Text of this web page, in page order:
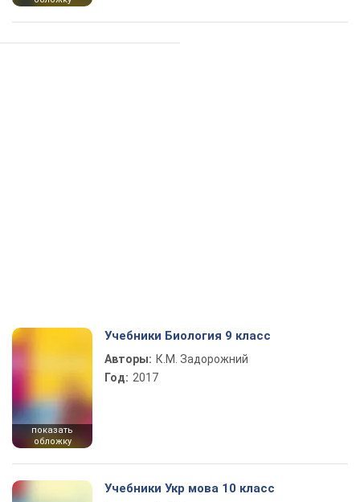
показать
обложку
Учебники Биология 9 класс
Авторы: К.М. Задорожний
Год: 2017
Учебники Укр мова 10 класс